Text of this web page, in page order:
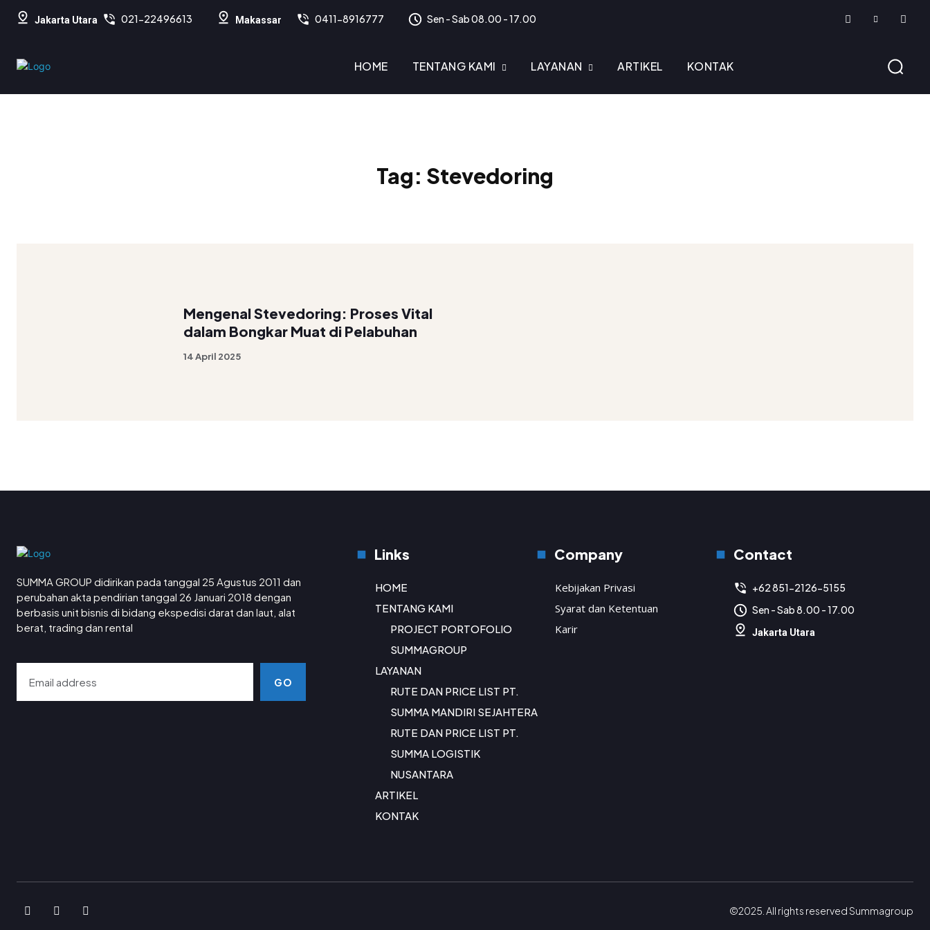
Jakarta Utara 021-22496613 Makassar 0411-8916777 Sen - Sab 08.00 - 17.00
HOME TENTANG KAMI LAYANAN ARTIKEL KONTAK
Tag: Stevedoring
Mengenal Stevedoring: Proses Vital
dalam Bongkar Muat di Pelabuhan
14 April 2025
SUMMA GROUP didirikan pada tanggal 25 Agustus 2011 dan
perubahan akta pendirian tanggal 26 Januari 2018 dengan
berbasis unit bisnis di bidang ekspedisi darat dan laut, alat
berat, trading dan rental
GO
Links
HOME
TENTANG KAMI
PROJECT PORTOFOLIO
SUMMAGROUP
LAYANAN
RUTE DAN PRICE LIST PT.
SUMMA MANDIRI SEJAHTERA
RUTE DAN PRICE LIST PT.
SUMMA LOGISTIK
NUSANTARA
ARTIKEL
KONTAK
Company
Kebijakan Privasi
Syarat dan Ketentuan
Karir
Contact
+62 851-2126-5155
Sen - Sab 8.00 - 17.00
Jakarta Utara
©2025. All rights reserved Summagroup